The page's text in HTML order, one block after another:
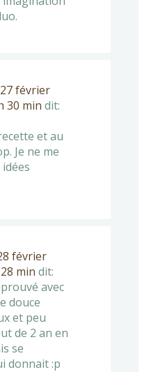
27 février
30 min dit:
et au
Je ne me
février
min dit:
avec
douce
et peu
de 2 an en
se
donnait :p